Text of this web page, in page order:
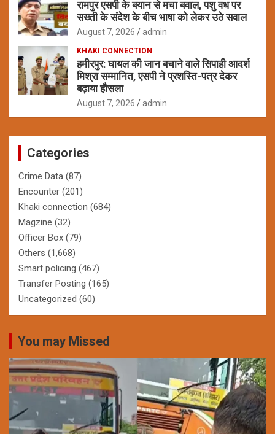
रामपुर एसपी के बयान से मचा बवाल, पशु वध पर
सख्ती के संदेश के बीच भाषा को लेकर उठे सवाल
August 7, 2026 admin
KHAKI CONNECTION
हमीरपुर: घायल की जान बचाने वाले सिपाही आदर्श
मिश्रा सम्मानित, एसपी ने प्रशस्ति-पत्र देकर
बढ़ाया हौसला
August 7, 2026 admin
Categories
Crime Data (87)
Encounter (201)
Khaki connection (684)
Magzine (32)
Officer Box (79)
Others (1,668)
Smart policing (467)
Transfer Posting (165)
Uncategorized (60)
You may Missed